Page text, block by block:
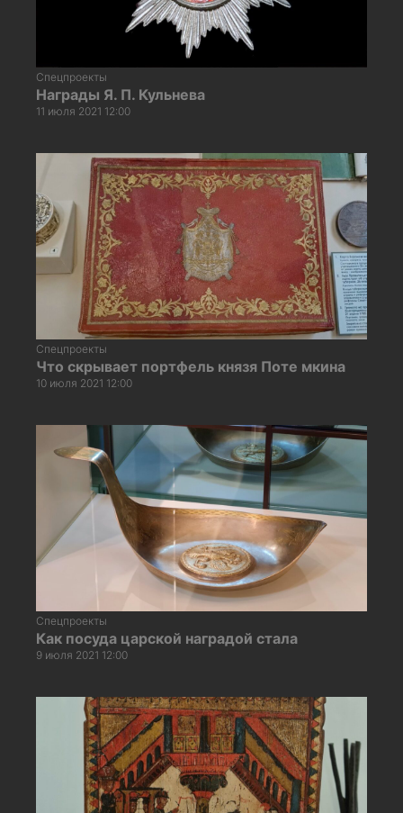
Спецпроекты
Награды Я. П. Кульнева
11 июля 2021 12:00
Спецпроекты
Что скрывает портфель князя Поте мкина
10 июля 2021 12:00
Спецпроекты
Как посуда царской наградой стала
9 июля 2021 12:00